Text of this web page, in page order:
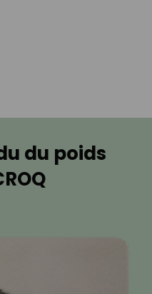
du poids